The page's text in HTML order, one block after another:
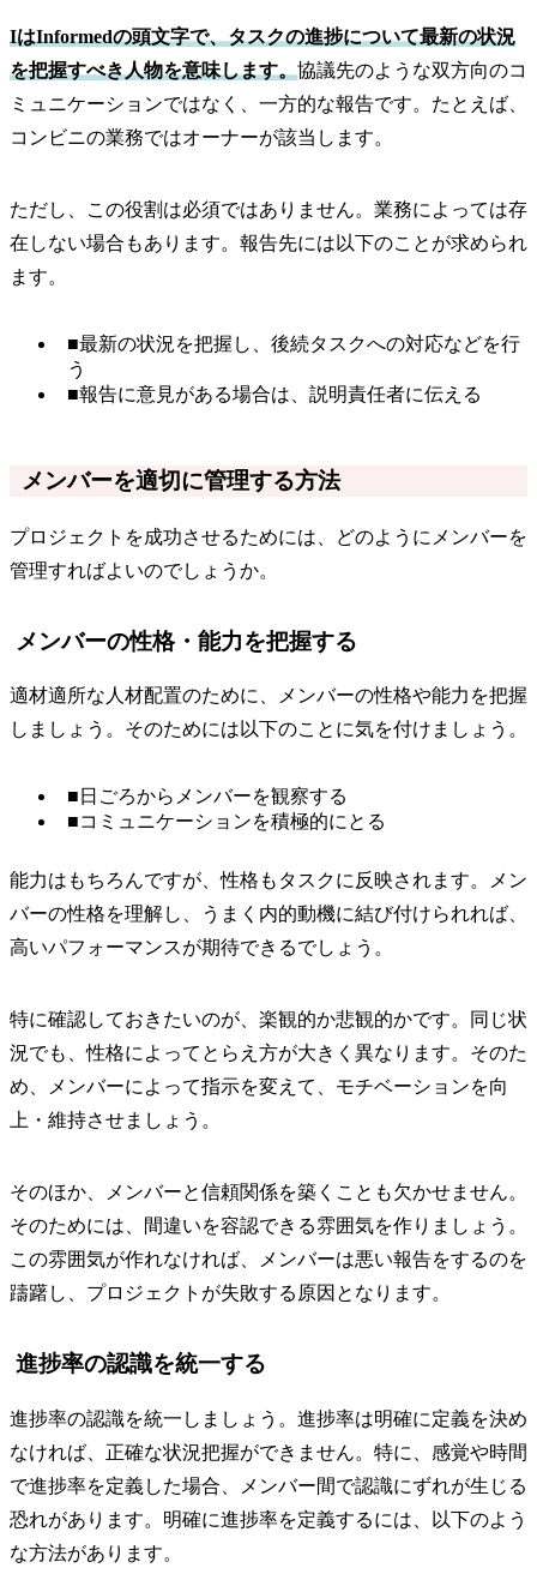
IはInformedの頭文字で、タスクの進捗について最新の状況
を把握すべき人物を意味します。協議先のような双方向のコ
ミュニケーションではなく、一方的な報告です。たとえば、
コンビニの業務ではオーナーが該当します。
ただし、この役割は必須ではありません。業務によっては存
在しない場合もあります。報告先には以下のことが求められ
ます。
■最新の状況を把握し、後続タスクへの対応などを行
う
■報告に意見がある場合は、説明責任者に伝える
メンバーを適切に管理する方法
プロジェクトを成功させるためには、どのようにメンバーを
管理すればよいのでしょうか。
メンバーの性格・能力を把握する
適材適所な人材配置のために、メンバーの性格や能力を把握
しましょう。そのためには以下のことに気を付けましょう。
■日ごろからメンバーを観察する
■コミュニケーションを積極的にとる
能力はもちろんですが、性格もタスクに反映されます。メン
バーの性格を理解し、うまく内的動機に結び付けられれば、
高いパフォーマンスが期待できるでしょう。
特に確認しておきたいのが、楽観的か悲観的かです。同じ状
況でも、性格によってとらえ方が大きく異なります。そのた
め、メンバーによって指示を変えて、モチベーションを向
上・維持させましょう。
そのほか、メンバーと信頼関係を築くことも欠かせません。
そのためには、間違いを容認できる雰囲気を作りましょう。
この雰囲気が作れなければ、メンバーは悪い報告をするのを
躊躇し、プロジェクトが失敗する原因となります。
進捗率の認識を統一する
進捗率の認識を統一しましょう。進捗率は明確に定義を決め
なければ、正確な状況把握ができません。特に、感覚や時間
で進捗率を定義した場合、メンバー間で認識にずれが生じる
恐れがあります。明確に進捗率を定義するには、以下のよう
な方法があります。